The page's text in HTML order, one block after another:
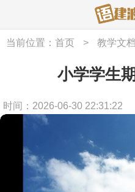
当前位置： 首页 > 教学文档
小学学生
时间：2026-06-30 22:31:22